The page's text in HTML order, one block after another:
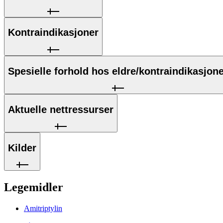
Kontraindikasjoner
Spesielle forhold hos eldre/
Aktuelle nettressurser
Kilder
Legemidler
Amitriptylin